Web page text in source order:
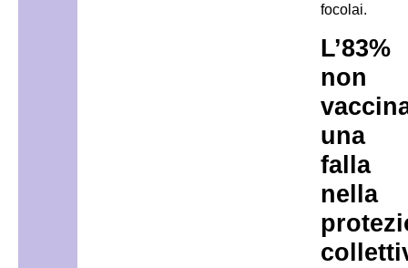
focolai.
L’83%
non
una
falla
nella